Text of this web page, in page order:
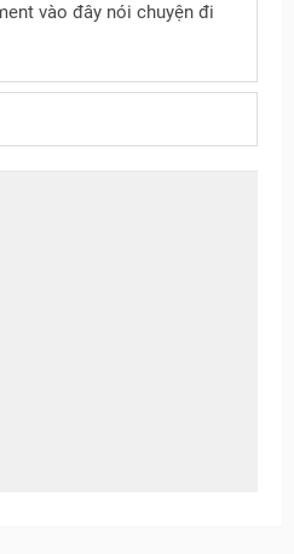
vào đây nói chuyện đi